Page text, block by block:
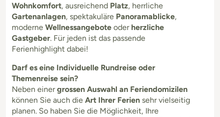
Wohnkomfort, ausreichend Platz, herrliche
Gartenanlagen, spektakuläre Panoramablicke,
moderne Wellnessangebote oder herzliche
Gastgeber. Für jeden ist das passende
Ferienhighlight dabei!
Darf es eine Individuelle Rundreise oder
Themenreise sein?
Neben einergrossen Auswahl an Feriendomizilen
können Sie auch die Art Ihrer Ferien sehr vielseitig
planen. So haben Sie die Möglichkeit, Ihre